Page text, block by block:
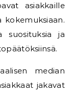
asiakkaille
kokemuksiaan.
suosituksia ja
median
jakavat